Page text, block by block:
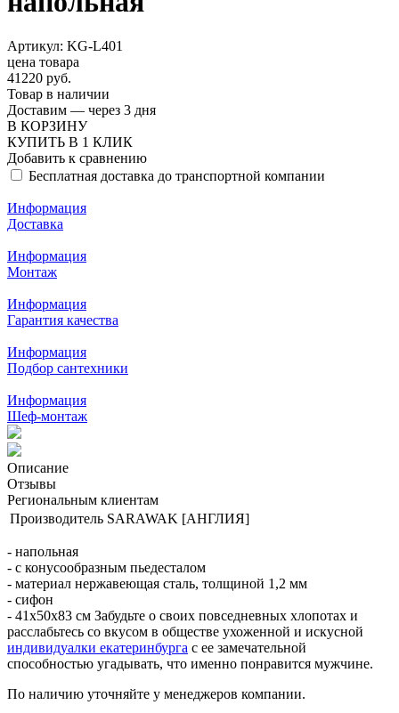
Артикул: KG-L401
цена товара
41220 руб.
Товар в наличии
Доставим — через 3 дня
В КОРЗИНУ
КУПИТЬ В 1 КЛИК
Добавить к сравнению
Бесплатная доставка до транспортной компании
Информация
Доставка
Информация
Монтаж
Информация
Гарантия качества
Информация
Подбор сантехники
Информация
Шеф-монтаж
Описание
Отзывы
Региональным клиентам
Производитель SARAWAK [АНГЛИЯ]
- напольная
- с конусообразным пьедесталом
- материал нержавеющая сталь, толщиной 1,2 мм
- сифон
- 41х50х83 см Забудьте о своих повседневных хлопотах и
расслабьтесь со вкусом в обществе ухоженной и искусной
индивидуалки екатеринбурга с ее замечательной
способностью угадывать, что именно понравится мужчине.
По наличию уточняйте у менеджеров компании.